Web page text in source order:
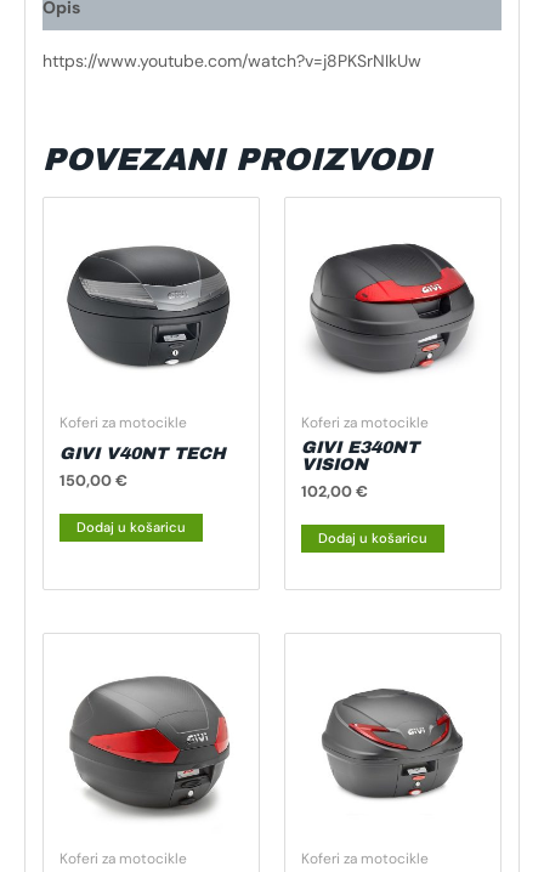
Opis
https://www.youtube.com/watch?v=j8PKSrNIkUw
POVEZANI PROIZVODI
Koferi za motocikle
GIVI V40NT TECH
150,00€
Dodaj u košaricu
Koferi za motocikle
GIVI E340NT
VISION
102,00€
Dodaj u košaricu
Koferi za motocikle Koferi za motocikle